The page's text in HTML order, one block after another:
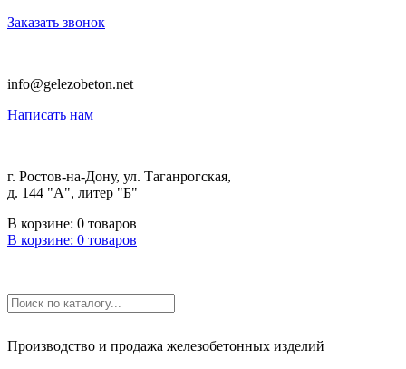
Заказать звонок
info@gelezobeton.net
Написать нам
г. Ростов-на-Дону, ул. Таганрогская,
д. 144 "А", литер "Б"
В корзине: 0 товаров
В корзине: 0 товаров
Производство и продажа железобетонных изделий